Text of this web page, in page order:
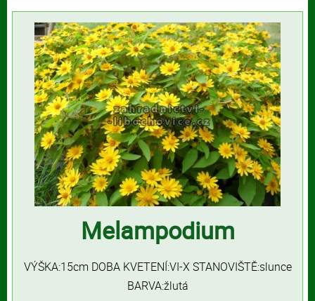
Melampodium
VÝŠKA:15cm DOBA KVETENÍ:VI-X STANOVIŠTĚ:slunce
BARVA:žlutá